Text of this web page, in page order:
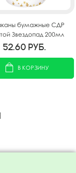
бумажные СДР
Звездопад 200мл
6шт
52.60 руб.
В КОРЗИНУ